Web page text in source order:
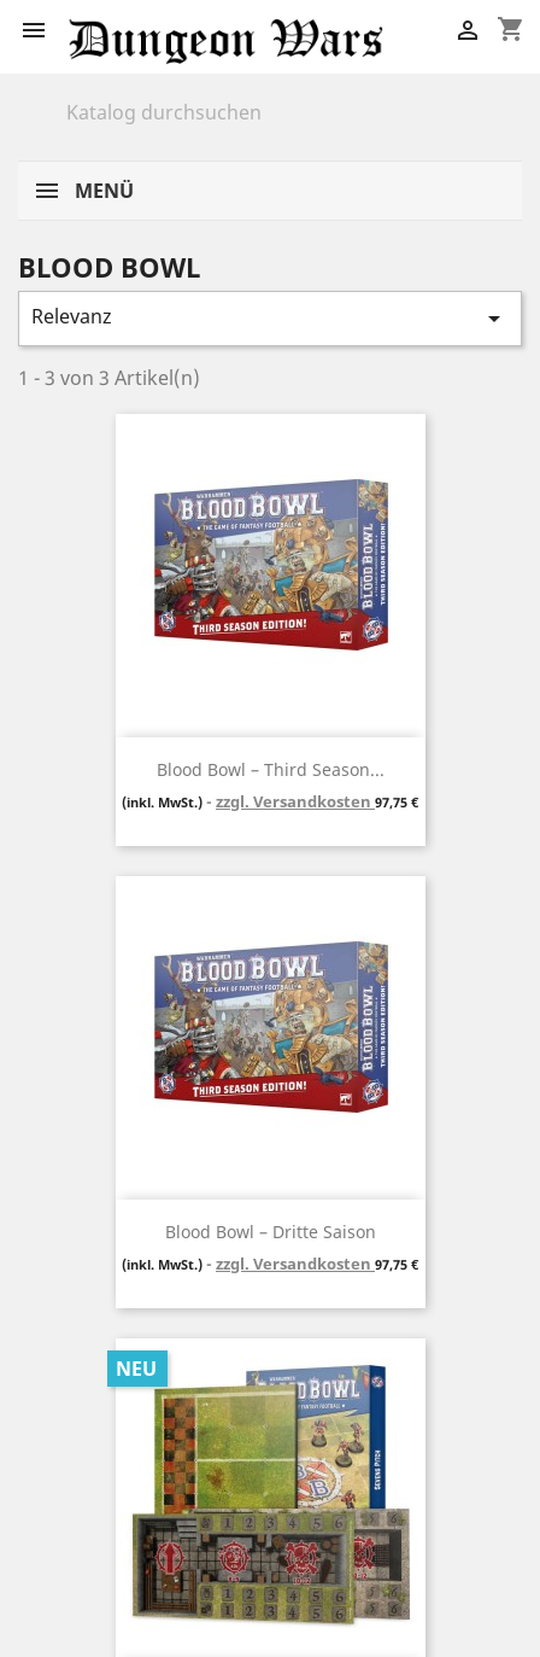
 shopping_cart

MENÜ
BLOOD BOWL
Relevanz 
1 - 3 von 3 Artikel(n)
Blood Bowl – Third Season...
(inkl. MwSt.) zzgl. Versandkosten Preis
97,75 €
Blood Bowl – Dritte Saison
(inkl. MwSt.) zzgl. Versandkosten Preis
97,75 €
NEU